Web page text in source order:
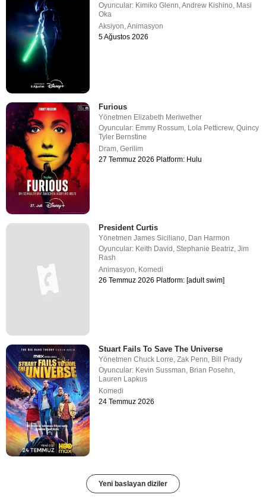
Oyuncular: Kimiko Glenn ,Andrew Kishino Masi
Oka
Aksiyon ,Animasyon
5 Ağustos 2026
Furious
Yönetmen Elizabeth Meriwether
Oyuncular: Emmy Rossum, Lola Petticrew,Quincy
Tyler Bernstine
Dram,Gerilim
27 Temmuz 2026 Platform: Hulu
President Curtis
YönetmenJames Siciliano, Dan Harmon
Oyuncular: Keith David ,Stephanie Beatriz,Jim
Rash
Animasyon, Komedi
26 Temmuz 2026 Platform: [adult swim]
Stuart Fails To Save The Universe
YönetmenChuck Lorre ,Zak Penn Bill Prady
Oyuncular: Kevin Sussman Brian Posehn
Lauren Lapkus
Komedi
24 Temmuz 2026
Yeni baslayan diziler